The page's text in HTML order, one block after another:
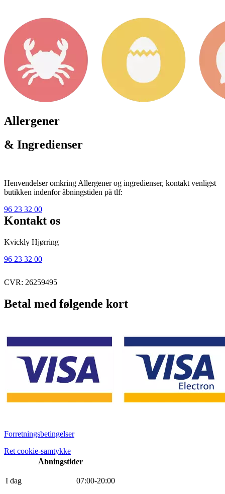
Allergener
& Ingredienser
Henvendelser omkring Allergener og ingredienser, kontakt venligst
butikken indenfor åbningstiden på tlf:
96 23 32 00
Kontakt os
Kvickly Hjørring
96 23 32 00
CVR: 26259495
Betal med følgende kort
Forretningsbetingelser
Ret cookie-samtykke
Åbningstider
I dag 07:00-20:00